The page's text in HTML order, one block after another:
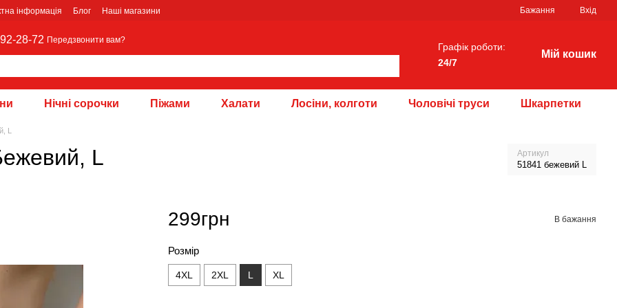
інформація Блог Наші магазини Бажання Вхід
28-72 Передзвонити вам?
Графік роботи:
24/7
Мій кошик
Нічні сорочки Піжами Халати Лосіни, колготи Чоловічі труси Шкарпетки
L
L Артикул
51841 бежевий L
299грн В бажання
Розмір
4XL 2XL L XL